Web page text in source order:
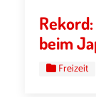
beim
Freizeit